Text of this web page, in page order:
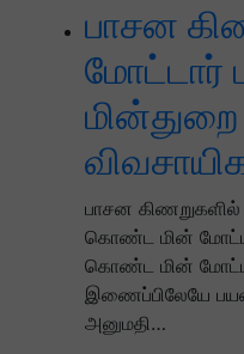
பாசன
மோட்டார்
பாசன கிணறுகளில்
கொண்ட மின்
கொண்ட மின்
இணைப்பிலேயே
அனுமதி…